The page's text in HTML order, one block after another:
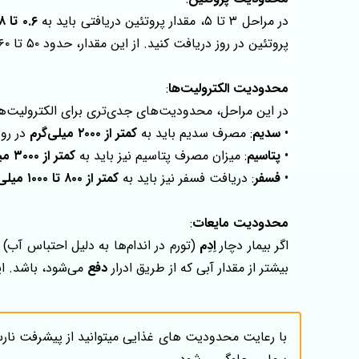
در مراحل ۳ تا ۵، مقدار پروتئین دریافتی باید به
۰.۶ تا ۰.۸ گرم به ازای هر کیلوگرم وزن بدن
پروتئین در روز دریافت کنید. از این مقدار، حدود ۵۰ تا ۶۰% از پروتئین‌ها باید از
محدودیت الکترولیت‌ها:
در این مراحل، محدودیت‌های جدی‌تری برای
• سدیم: مصرف سدیم باید به کمتر از ۲۰۰۰ میلی‌گرم
در
• پتاسیم: میزان مصرف پتاسیم نیز باید به کمتر از ۳۰۰۰ میلی‌گرم
• فسفر: دریافت فسفر نیز باید به کمتر از ۸۰۰ تا ۱۰۰۰ میلی‌گرم
محدودیت مایعات:
اگر بیمار دچاراِدِم(تورم در اندام‌ها به دلیل احتباس
بیشتر از مقدار آبی که از طریق ادرار دفع می‌شود، باشد.
با رعایت محدودیت های غذایی میتوانید از پیشرفت